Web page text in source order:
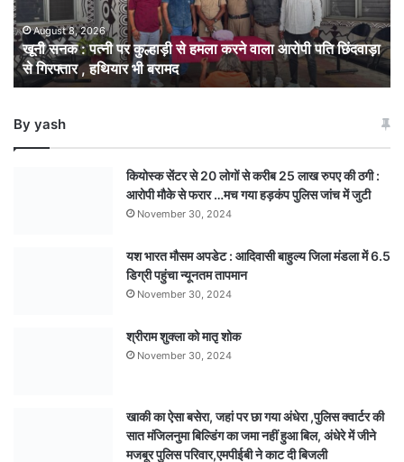
से
हमला
करने
वाला
आरोपी
छिंदवाड़ा
August 8, 2026
खूनी सनक : पत्नी पर कुल्हाड़ी से हमला करने वाला आरोपी पति छिंदवाड़ा
से गिरफ्तार , हथियार भी बरामद
By yash
कियोस्क सेंटर से 20 लोगों से करीब 25 लाख रुपए की ठगी :
आरोपी मौके से फरार …मच गया हड़कंप पुलिस जांच में जुटी
November 30, 2024
यश भारत मौसम अपडेट : आदिवासी बाहुल्य जिला मंडला में 6.5
डिग्री पहुंचा न्यूनतम तापमान
November 30, 2024
श्रीराम शुक्ला को मातृ शोक
November 30, 2024
खाकी का ऐसा बसेरा, जहां पर छा गया अंधेरा ,पुलिस क्वार्टर की
सात मंजिलनुमा बिल्डिंग का जमा नहीं हुआ बिल, अंधेरे में जीने
मजबूर पुलिस परिवार,एमपीईबी ने काट दी बिजली